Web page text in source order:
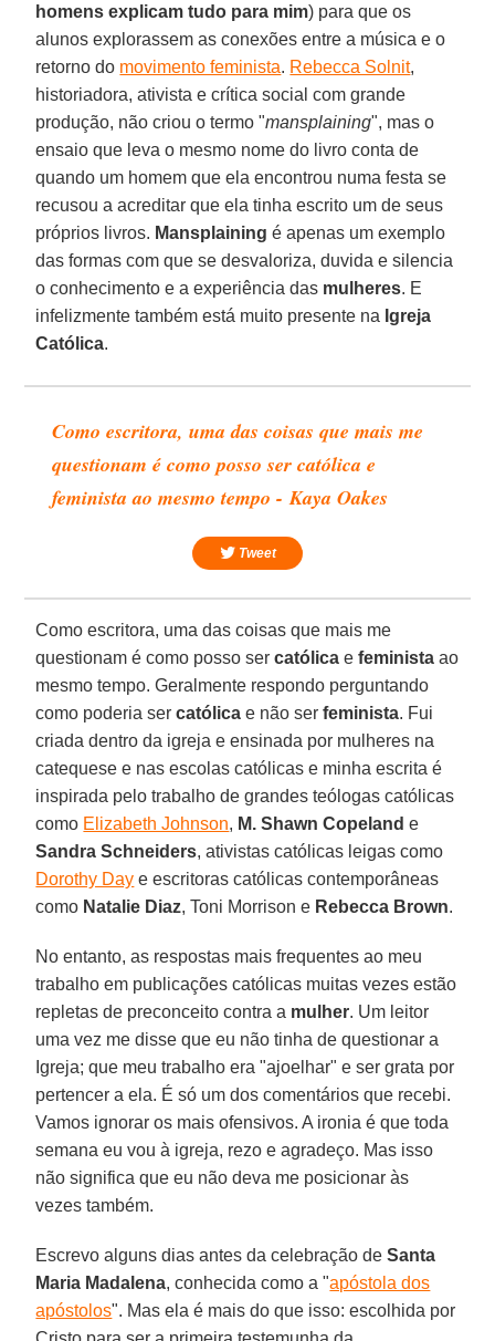
homens explicam tudo para mim) para que os
alunos explorassem as conexões entre a música e o
retorno do movimento feminista. Rebecca Solnit,
historiadora, ativista e crítica social com grande
produção, não criou o termo "mansplaining", mas o
ensaio que leva o mesmo nome do livro conta de
quando um homem que ela encontrou numa festa se
recusou a acreditar que ela tinha escrito um de seus
próprios livros. Mansplaining é apenas um exemplo
das formas com que se desvaloriza, duvida e silencia
o conhecimento e a experiência das mulheres. E
infelizmente também está muito presente na Igreja
Católica.
Como escritora, uma das coisas que mais me
questionam é como posso ser católica e
feminista ao mesmo tempo - Kaya Oakes
Tweet
Como escritora, uma das coisas que mais me
questionam é como posso sercatólica efeminista ao
mesmo tempo. Geralmente respondo perguntando
como poderia sercatólica e não serfeminista. Fui
criada dentro da igreja e ensinada por mulheres na
catequese e nas escolas católicas e minha escrita é
inspirada pelo trabalho de grandes teólogas católicas
como Elizabeth Johnson, M. Shawn Copeland e
Sandra Schneiders, ativistas católicas leigas como
Dorothy Day e escritoras católicas contemporâneas
como Natalie Diaz, Toni Morrison e Rebecca Brown.
No entanto, as respostas mais frequentes ao meu
trabalho em publicações católicas muitas vezes estão
repletas de preconceito contra a mulher. Um leitor
uma vez me disse que eu não tinha de questionar a
Igreja; que meu trabalho era "ajoelhar" e ser grata por
pertencer a ela. É só um dos comentários que recebi.
Vamos ignorar os mais ofensivos. A ironia é que toda
semana eu vou à igreja, rezo e agradeço. Mas isso
não significa que eu não deva me posicionar às
vezes também.
Escrevo alguns dias antes da celebração deSanta
Maria Madalena, conhecida como a "apóstola dos
apóstolos". Mas ela é mais do que isso: escolhida por